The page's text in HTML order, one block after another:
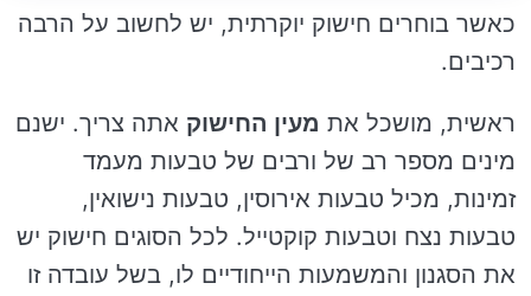
כאשר בוחרים חישוק יוקרתית, יש לחשוב על הרבה
רכיבים.
ראשית, מושכל את מעין החישוק אתה צריך. ישנם
מינים מספר רב של ורבים של טבעות מעמד
זמינות, מכיל טבעות אירוסין, טבעות נישואין,
טבעות נצח וטבעות קוקטייל. לכל הסוגים חישוק יש
את הסגנון והמשמעות הייחודיים לו, בשל עובדה זו